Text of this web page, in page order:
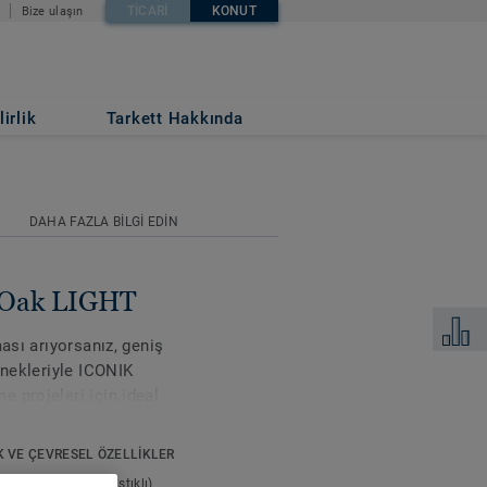
Bize ulaşın TICARI KONUT
Tarkett Hakkında
DAHA FAZLA BILGI EDIN
LIGHT
arıyorsanız, geniş
ICONIK
küçük
Protection
dayanıklılık
VE ÇEVRESEL ÖZELLIKLER
Genişletilmiş (yastıklı)